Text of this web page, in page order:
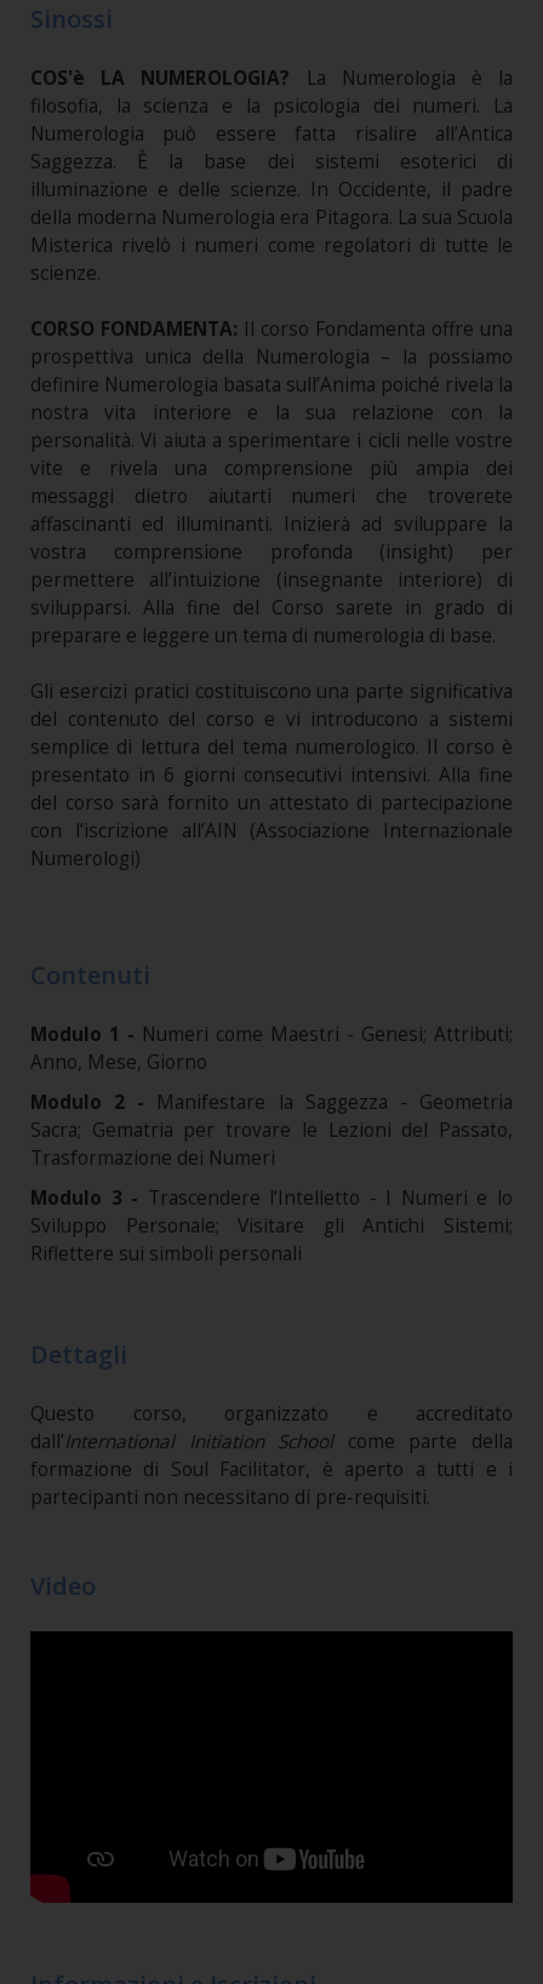
Sinossi
COS'è LA NUMEROLOGIA?
La Numerologia è la
filosofia, la scienza e la psicologia dei numeri. La
Numerologia può essere fatta risalire all’Antica
Saggezza. È la base dei sistemi esoterici di
illuminazione e delle scienze. In Occidente, il padre
della moderna Numerologia era Pitagora. La sua Scuola
Misterica rivelò i numeri come regolatori di tutte le
scienze.
CORSO FONDAMENTA: Il corso Fondamenta offre una
prospettiva unica della Numerologia – la possiamo
definire Numerologia basata sull’Anima poiché rivela la
nostra vita interiore e la sua relazione con la
personalità. Vi aiuta a sperimentare i cicli nelle vostre
vite e rivela una comprensione più ampia dei
messaggi dietro aiutarti numeri che troverete
affascinanti ed illuminanti. Inizierà ad sviluppare la
vostra comprensione profonda (insight) per
permettere all’intuizione (insegnante interiore) di
svilupparsi. Alla fine del Corso sarete in grado di
preparare e leggere un tema di numerologia di base.
Gli esercizi pratici costituiscono una parte significativa
del contenuto del corso e vi introducono a sistemi
semplice di lettura del tema numerologico. Il corso è
presentato in 6 giorni consecutivi intensivi. Alla fine
del corso sarà fornito un attestato di partecipazione
con l’iscrizione all’AIN (Associazione Internazionale
Numerologi)
Contenuti
Modulo 1 - Numeri come Maestri - Genesi; Attributi;
Anno, Mese, Giorno
Modulo 2 - Manifestare la Saggezza - Geometria
Sacra; Gematria per trovare le Lezioni del Passato,
Trasformazione dei Numeri
Modulo 3 - Trascendere l’Intelletto - I Numeri e lo
Sviluppo Personale; Visitare gli Antichi Sistemi;
Riflettere sui simboli personali
Dettagli
Questo corso, organizzato e accreditato
dall’International Initiation School come parte della
formazione di Soul Facilitator, è aperto a tutti e i
partecipanti non necessitano di pre-requisiti.
Video